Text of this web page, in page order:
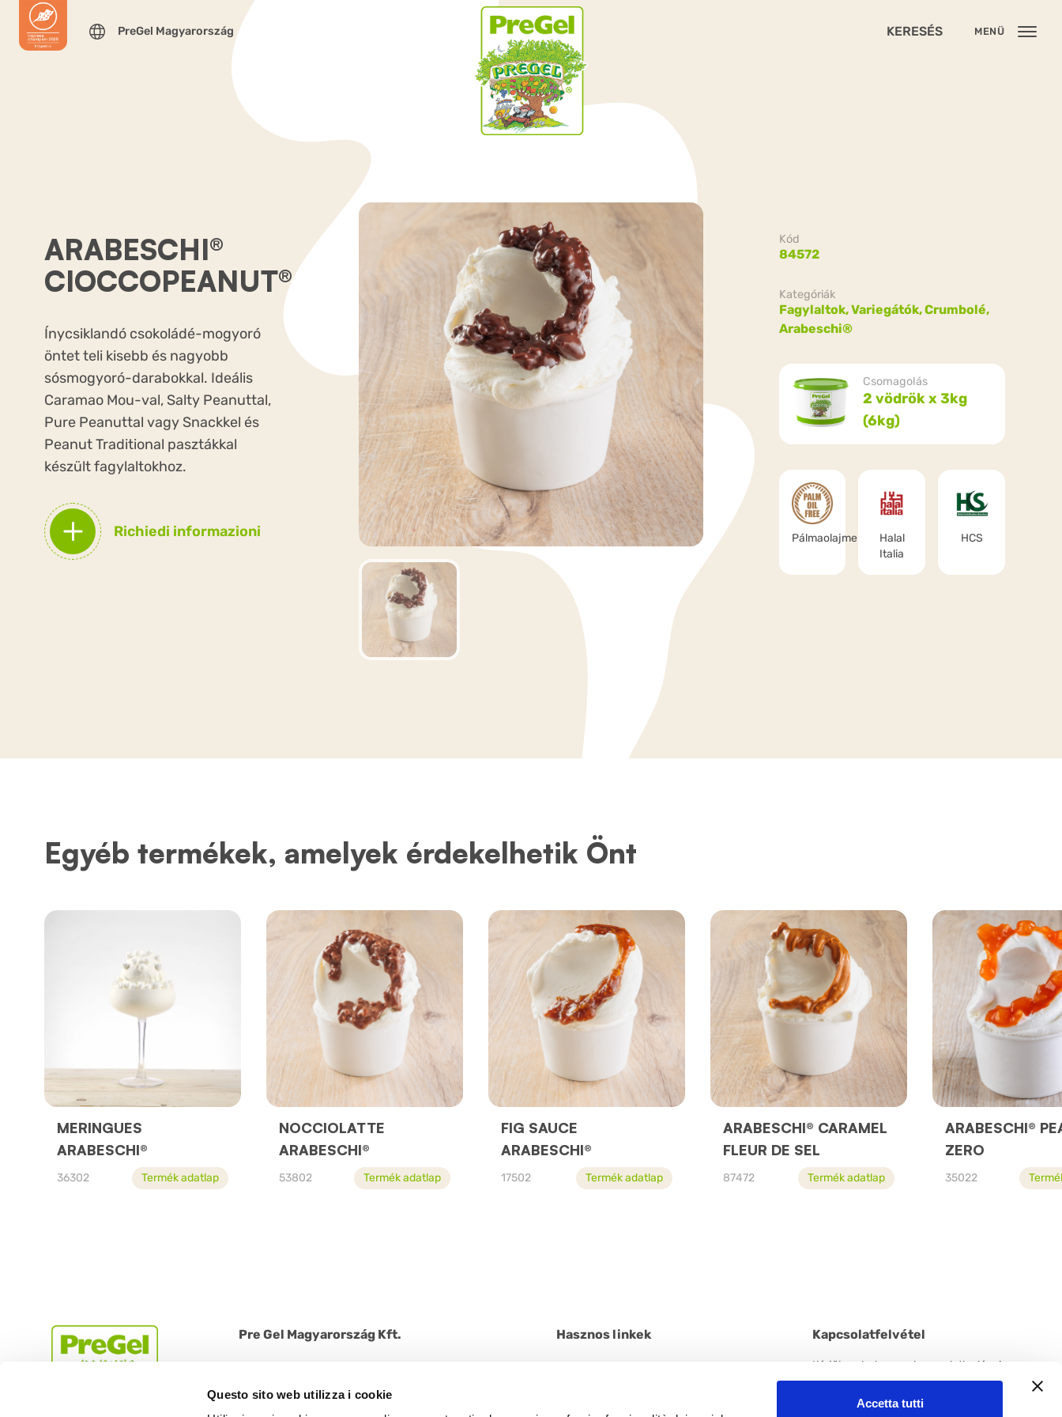
Questo sito web utilizza i cookie
Accetta tutti
PreGel Magyarország KERESÉS MENÜ
ARABESCHI®
CIOCCOPEANUT®
Ínycsiklandó csokoládé-mogyoró
öntet teli kisebb és nagyobb
sósmogyoró-darabokkal. Ideális
Caramao Mou-val, Salty Peanuttal,
Pure Peanuttal vagy Snackkel és
Peanut Traditional pasztákkal
készült fagylaltokhoz.
Richiedi informazioni
Kód
84572
Kategóriák
Fagylaltok,Variegátók, Crumbolé,
Arabeschi®
Csomagolás
2 vödrök x 3kg
(6kg)
Pálmaolajmentes Halal
Italia
HCS
Egyéb termékek, amelyek érdekelhetik Önt
MERINGUES
ARABESCHI®
36302 Termék adatlap
NOCCIOLATTE
ARABESCHI®
53802 Termék adatlap
FIG SAUCE
ARABESCHI®
17502 Termék adatlap
ARABESCHI® CARAMEL
FLEUR DE SEL
87472 Termék adatlap
ARABESCHI®
ZERO
35022
Pre Gel Magyarország Kft.
Tel: +36 1 612 1384 | + 36 9105858
Hasznos linkek
Tanúsítványok
Kapcsolatfelvétel
Kérjük ne habozzon kapcsolatba lépni
velünk! Érdeklődését szeretettel várjuk a
honlapon feltüntetett elérhetőségeken.